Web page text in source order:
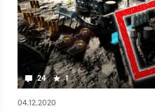
24 1
04.12.2020